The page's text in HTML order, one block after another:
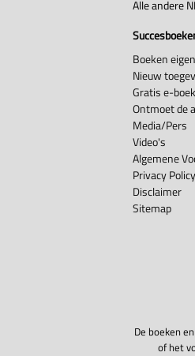
Alle andere
Boeken
Nieuw
Gratis e-
Ontmoet de
Media/Pers
Video's
Algemene
Privacy Policy
Disclaimer
Sitemap
De boeken
of het